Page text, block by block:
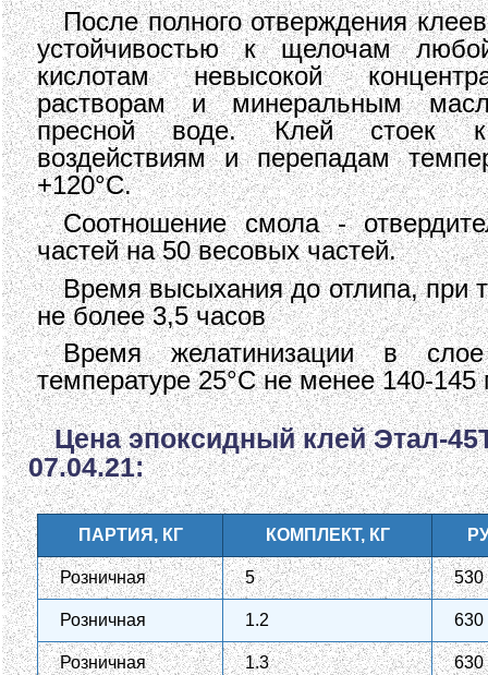
После полного отверждения
устойчивостью к щелочам
кислотам невысокой
растворам и минеральным
пресной воде. Клей стоек
воздействиям и перепадам
+120°С.
Соотношение смола -
частей на 50 весовых частей.
Время высыхания до отлипа, при
не более 3,5 часов
Время желатинизации в
температуре 25°С не менее 140-145
Цена эпоксидный клей Этал-
07.04.21:
ПАРТИЯ, КГ КОМПЛЕКТ, КГ
Розничная 5 530
Розничная 1.2 630
Розничная 1.3 630